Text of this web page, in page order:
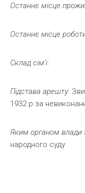
Останнє місце
Останнє місце
Склад сім’ї:
Підстава арешту:
1932 р за
Яким органом влади
народного суду